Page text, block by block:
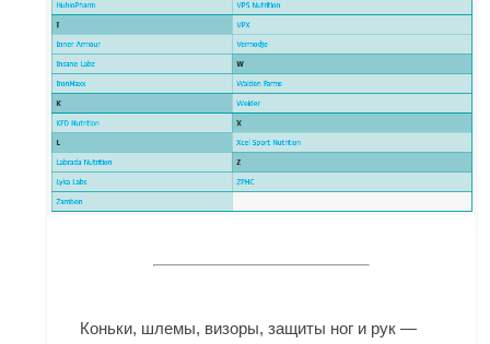
Коньки, шлемы, визоры, защиты ног и рук —